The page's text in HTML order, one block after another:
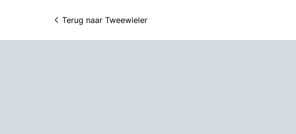
Terug naar Tweewieler